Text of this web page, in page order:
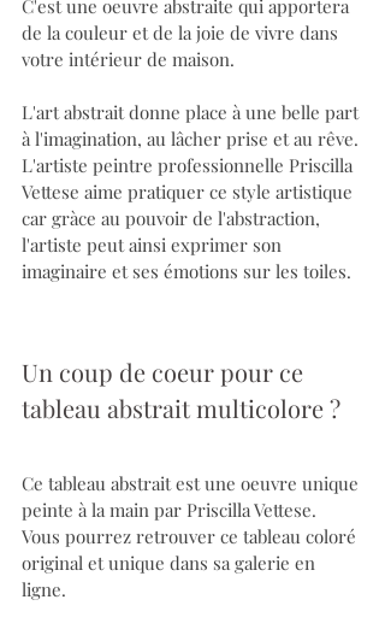
C'est une oeuvre abstraite qui apportera
de la couleur et de la joie de vivre dans
votre intérieur de maison.
L'art abstrait donne place à une belle part
à l'imagination, au lâcher prise et au rêve.
L'artiste peintre professionnelle Priscilla
Vettese aime pratiquer ce style artistique
car gràce au pouvoir de l'abstraction,
l'artiste peut ainsi exprimer son
imaginaire et ses émotions sur les toiles.
Un coup de coeur pour ce
tableau abstrait multicolore ?
Ce tableau abstrait est une oeuvre unique
peinte à la main par Priscilla Vettese.
Vous pourrez retrouver ce tableau coloré
original et unique dans sa galerie en
ligne.